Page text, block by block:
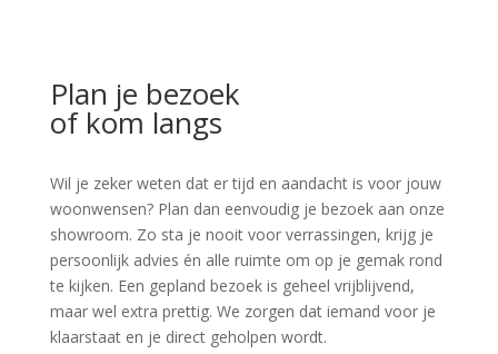
Plan je bezoek
of kom langs
Wil je zeker weten dat er tijd en aandacht is voor jouw
woonwensen? Plan dan eenvoudig je bezoek aan onze
showroom. Zo sta je nooit voor verrassingen, krijg je
persoonlijk advies én alle ruimte om op je gemak rond
te kijken. Een gepland bezoek is geheel vrijblijvend,
maar wel extra prettig. We zorgen dat iemand voor je
klaarstaat en je direct geholpen wordt.